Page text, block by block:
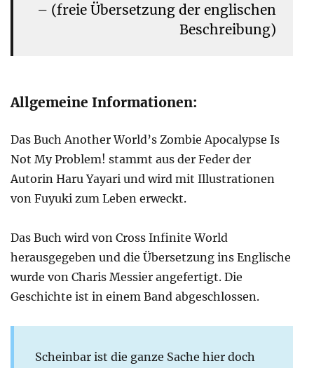
– (freie Übersetzung der englischen
Beschreibung)
Allgemeine Informationen:
Das Buch Another World’s Zombie Apocalypse Is
Not My Problem! stammt aus der Feder der
Autorin Haru Yayari und wird mit Illustrationen
von Fuyuki zum Leben erweckt.
Das Buch wird von Cross Infinite World
herausgegeben und die Übersetzung ins Englische
wurde von Charis Messier angefertigt. Die
Geschichte ist in einem Band abgeschlossen.
Scheinbar ist die ganze Sache hier doch